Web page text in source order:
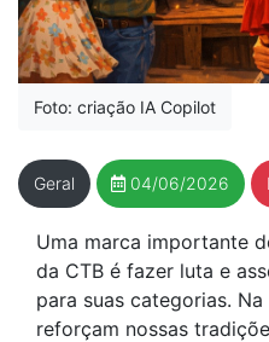
Foto: criação IA Copilot
Geral 04/06/2026
Uma marca importante
da CTB é fazer luta e
para suas categorias.
reforçam nossas